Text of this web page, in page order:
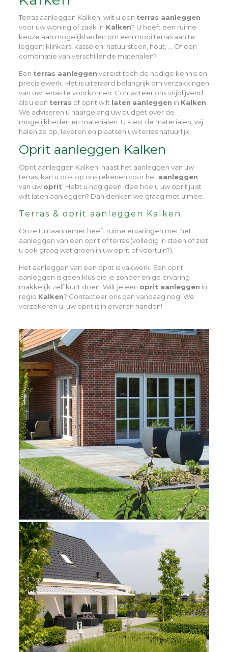
Terras aanleggen Kalken: wilt u een terras aanleggen
voor uw woning of zaak in Kalken? U heeft een ruime
keuze aan mogelijkheden om een mooi terras aan te
leggen: klinkers, kasseien, natuursteen, hout, … Of een
combinatie van verschillende materialen?
Een terras aanleggen vereist toch de nodige kennis en
precisiewerk. Het is uiteraard belangrijk om verzakkingen
van uw terras te voorkomen. Contacteer ons vrijblijvend
als u een terras of oprit wilt laten aanleggen in Kalken
We adviseren u naargelang uw budget over de
mogelijkheden en materialen. U kiest de materialen, wij
halen ze op, leveren en plaatsen uw terras natuurlijk.
Oprit aanleggen Kalken
Oprit aanleggen Kalken: naast het aanleggen van uw
terras, kan u ook op ons rekenen voor het aanleggen
van uw oprit . Hebt u nog geen idee hoe u uw oprit juist
wilt laten aanleggen? Dan denken we graag met u mee.
Terras & oprit aanleggen Kalken
Onze tuinaannemer heeft ruime ervaringen met het
aanleggen van een oprit of terras (volledig in steen of ziet
u ook graag wat groen in uw oprit of voortuin?).
Het aanleggen van een oprit is vakwerk. Een oprit
aanleggen is geen klus die je zonder enige ervaring
makkelijk zelf kunt doen. Wilt je een oprit aanleggen in
regio Kalken? Contacteer ons dan vandaag nog! We
verzekeren u: uw oprit is in ervaren handen!